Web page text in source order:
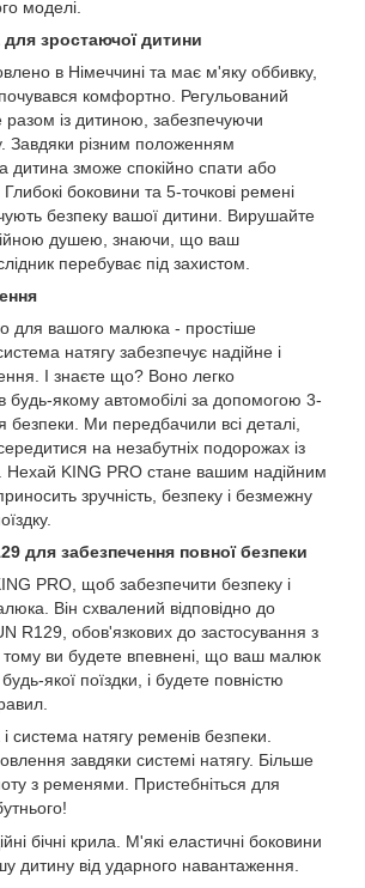
моделі.
зростаючої дитини
в Німеччині та має м'яку оббивку,
комфортно. Регульований
разом із дитиною, забезпечуючи
Завдяки різним положенням
дитина зможе спокійно спати або
боковини та 5-точкові ремені
безпеку вашої дитини. Вирушайте
душею, знаючи, що ваш
перебуває під захистом.
для вашого малюка - простіше
натягу забезпечує надійне і
І знаєте що? Воно легко
будь-якому автомобілі за допомогою 3-
безпеки. Ми передбачили всі деталі,
на незабутніх подорожах із
KING PRO стане вашим надійним
зручність, безпеку і безмежну
для забезпечення повної безпеки
PRO, щоб забезпечити безпеку і
Він схвалений відповідно до
R129, обов'язкових до застосування з
ви будете впевнені, що ваш малюк
якої поїздки, і будете повністю
система натягу ременів безпеки.
завдяки системі натягу. Більше
з ременями. Пристебніться для
бічні крила. М'які еластичні боковини
дитину від ударного навантаження.